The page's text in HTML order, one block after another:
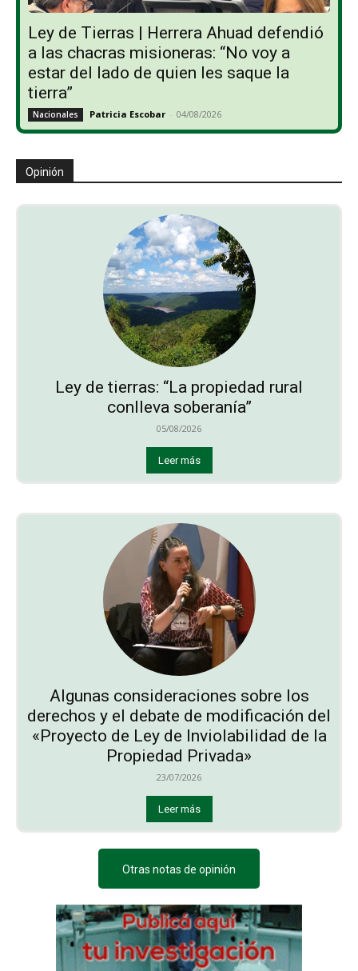
Ley de Tierras | Herrera Ahuad defendió
a las chacras misioneras: “No voy a
estar del lado de quien les saque la
tierra”
Nacionales Patricia Escobar - 04/08/2026
Opinión
Ley de tierras: “La propiedad rural
conlleva soberanía”
05/08/2026
Leer más
Algunas consideraciones sobre los
derechos y el debate de modificación del
«Proyecto de Ley de Inviolabilidad de la
Propiedad Privada»
23/07/2026
Leer más
Otras notas de opinión